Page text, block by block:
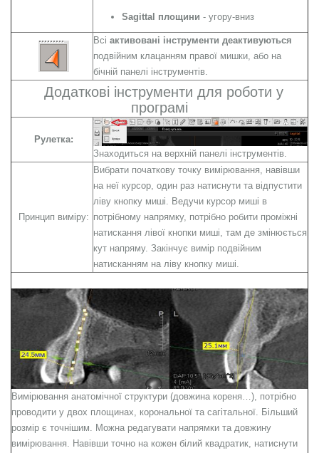
Sagittal площини - угору-вниз
Всі активовані інструменти деактивуються
подвійним клацанням правої мишки, або на
бічній панелі інструментів.
Додаткові інструменти для роботи у
програмі
Рулетка:
Знаходиться на верхній панелі інструментів.
Принцип виміру:
Вибрати початкову точку вимірювання, навівши
на неї курсор, один раз натиснути та відпустити
ліву кнопку миші. Ведучи курсор миші в
потрібному напрямку, потрібно робити проміжні
натискання лівої кнопки миші, там де змінюється
кут напряму. Закінчує вимір подвійним
натисканням на ліву кнопку миші.
Вимірювання анатомічної структури (довжина кореня…), потрібно
проводити у двох площинах, корональної та сагітальної. Більший
розмір є точнішим. Можна редагувати напрямки та довжину
вимірювання. Навівши точно на кожен білий квадратик, натиснути